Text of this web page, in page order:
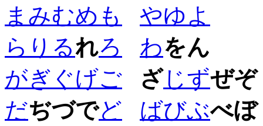
ま みむめ も やゆよ
ら り るれろ わをん
がぎ ぐげご ざじずぜぞ
だぢづでど ばびぶべぼ